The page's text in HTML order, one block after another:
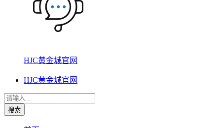
HJC黄金城官网
HJC黄金城官网